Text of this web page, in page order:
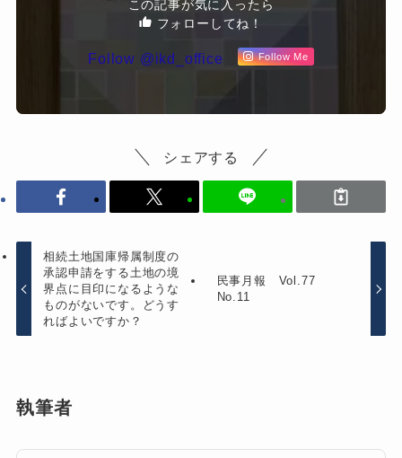
この記事が気に入ったら
フォローしてね！
Follow @ikd_office Follow Me
シェアする
相続土地国庫帰属制度の
承認申請をする土地の境
界点に目印になるような
ものがないです。どうす
ればよいですか？
民事月報 Vol.77
No.11
執筆者